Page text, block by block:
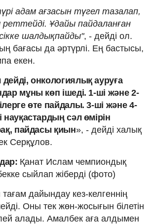
адам ағзасын түгел тазалап,
Ұдайы пайдаланған
шалдықпайды", - дейді ол.
бағасы да әртүрлі. Ең бастысы,
екен.
онкологиялық ауруға
мұны көп ішеді. 1-ші және 2-
өте пайдалы. 3-ші және 4-
науқастардың сәл өмірін
пайдасы қиын», - дейді халық
Серқұлов.
Қанат Ислам чемпиондық
сыйлап жіберді (фото)
дайындау кез-келгеннің
Оны тек жөн-жосығын білетін
алады. Амалбек аға алдымен